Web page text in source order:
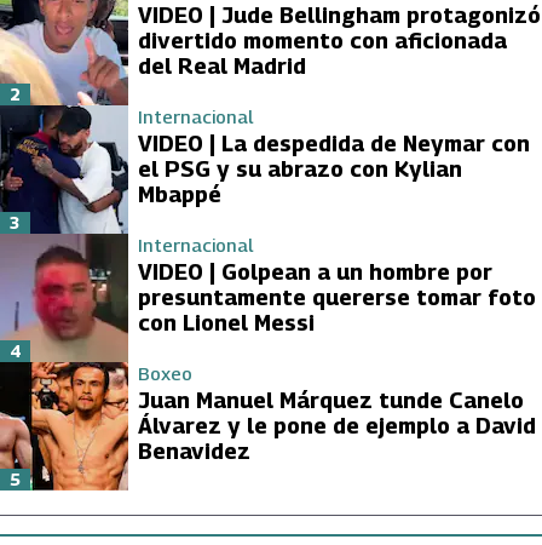
VIDEO | Jude Bellingham protagonizó
divertido momento con aficionada
del Real Madrid
2
Internacional
VIDEO | La despedida de Neymar con
el PSG y su abrazo con Kylian
Mbappé
3
Internacional
VIDEO | Golpean a un hombre por
presuntamente quererse tomar foto
con Lionel Messi
4
Boxeo
Juan Manuel Márquez tunde Canelo
Álvarez y le pone de ejemplo a David
Benavidez
5